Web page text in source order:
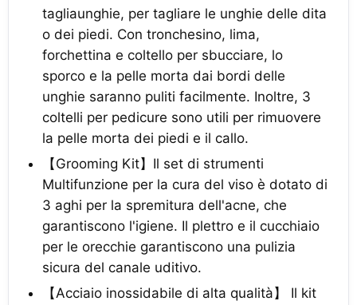
tagliaunghie, per tagliare le unghie delle dita
o dei piedi. Con tronchesino, lima,
forchettina e coltello per sbucciare, lo
sporco e la pelle morta dai bordi delle
unghie saranno puliti facilmente. Inoltre, 3
coltelli per pedicure sono utili per rimuovere
la pelle morta dei piedi e il callo.
【Grooming Kit】Il set di strumenti
Multifunzione per la cura del viso è dotato di
3 aghi per la spremitura dell'acne, che
garantiscono l'igiene. Il plettro e il cucchiaio
per le orecchie garantiscono una pulizia
sicura del canale uditivo.
【Acciaio inossidabile di alta qualità】 Il kit